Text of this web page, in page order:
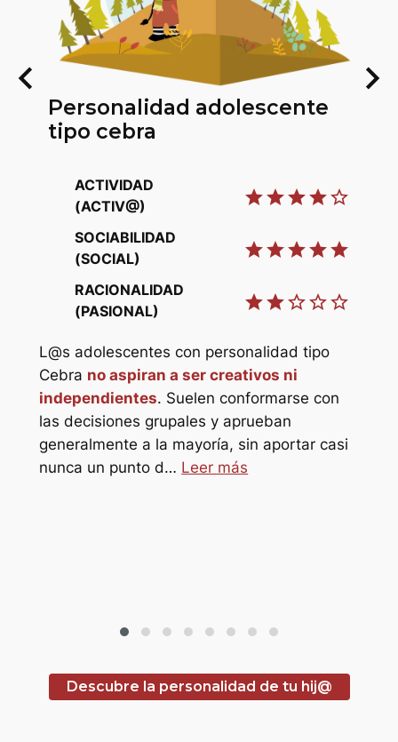
Personalidad adolescente
tipo cebra
ACTIVIDAD
(ACTIV@)
starstarstarstarstar_border
SOCIABILIDAD
(SOCIAL)
starstarstarstarstar
RACIONALIDAD
(PASIONAL)
starstarstar_borderstar_borderstar_border
L@s adolescentes con personalidad tipo
Cebra no aspiran a ser creativos ni
independientes. Suelen conformarse con
las decisiones grupales y aprueban
generalmente a la mayoría, sin aportar casi
nunca un punto d… Leer más
keyboard_arrow_left keyboard_arrow_right
Descubre la personalidad de tu hij@